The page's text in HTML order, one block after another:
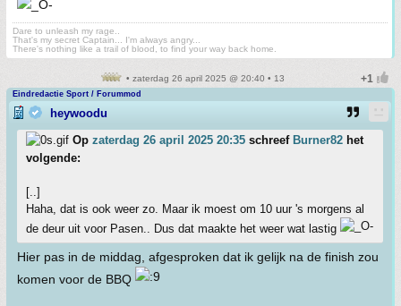
Dare to unleash my rage..
That's my secret Captain... I'm always angry...
There's nothing like a trail of blood, to find your way back home.
• zaterdag 26 april 2025 @ 20:40 • 13
Eindredactie Sport / Forummod
heywoodu
Op zaterdag 26 april 2025 20:35 schreef Burner82 het
volgende:
[..]
Haha, dat is ook weer zo. Maar ik moest om 10 uur 's morgens al
de deur uit voor Pasen.. Dus dat maakte het weer wat lastig
Hier pas in de middag, afgesproken dat ik gelijk na de finish zou
komen voor de BBQ